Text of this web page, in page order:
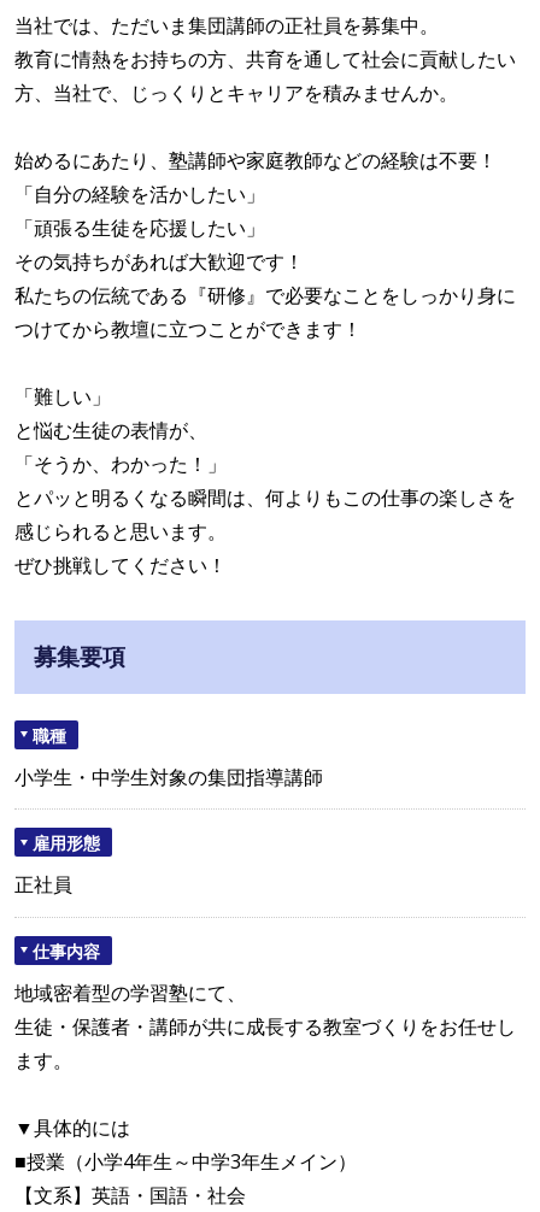
当社では、ただいま集団講師の正社員を募集中。
教育に情熱をお持ちの方、共育を通して社会に貢献したい
方、当社で、じっくりとキャリアを積みませんか。
始めるにあたり、塾講師や家庭教師などの経験は不要！
「自分の経験を活かしたい」
「頑張る生徒を応援したい」
その気持ちがあれば大歓迎です！
私たちの伝統である『研修』で必要なことをしっかり身に
つけてから教壇に立つことができます！
「難しい」
と悩む生徒の表情が、
「そうか、わかった！」
とパッと明るくなる瞬間は、何よりもこの仕事の楽しさを
感じられると思います。
ぜひ挑戦してください！
募集要項
職種
小学生・中学生対象の集団指導講師
雇用形態
正社員
仕事内容
地域密着型の学習塾にて、
生徒・保護者・講師が共に成長する教室づくりをお任せし
ます。
▼具体的には
■授業（小学4年生～中学3年生メイン）
【文系】英語・国語・社会